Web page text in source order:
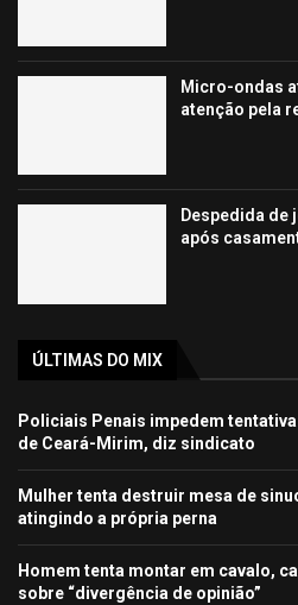
Micro-ondas
atenção pela
Despedida de
após
ÚLTIMAS DO MIX
Policiais Penais impedem
de Ceará-Mirim, diz sindicato
Mulher tenta destruir mesa de
atingindo a própria perna
Homem tenta montar em cavalo,
sobre “divergência de opinião”